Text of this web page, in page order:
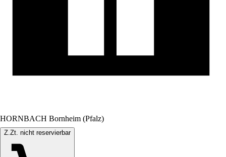
HORNBACH Bornheim (Pfalz)
Z.Zt. nicht reservierbar